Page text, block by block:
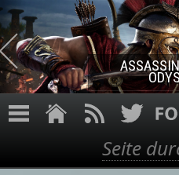
Direkt zum
ASSASSIN'S
Suche